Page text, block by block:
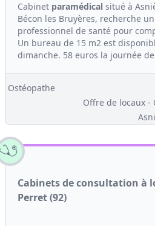
Cabinet paramédical situé à
Bécon les Bruyères, recherche un
professionnel de santé pour
Un bureau de 15 m2 est
dimanche. 58 euros la journée de
Ostéopathe
Offre de locaux -
Cabinets de consultation à
Perret (92)